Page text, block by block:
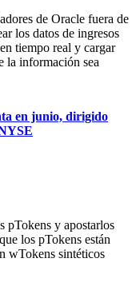
de Oracle fuera de
los datos de ingresos
tiempo real y cargar
la información sea
en junio, dirigido
pTokens y apostarlos
los pTokens están
wTokens sintéticos